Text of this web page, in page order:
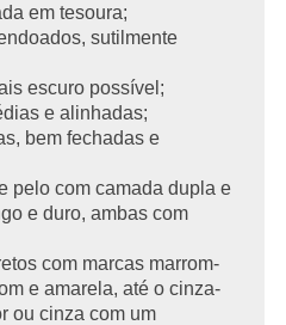
em tesoura;
sutilmente
escuro possível;
e alinhadas;
bem fechadas e
pelo com camada dupla e
e duro, ambas com
com marcas marrom-
e amarela, até o cinza-
ou cinza com um